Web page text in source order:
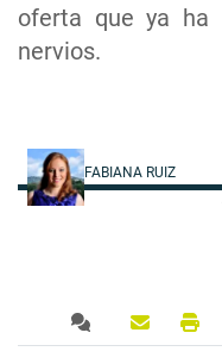
oferta que ya ha
nervios.
FABIANA RUIZ